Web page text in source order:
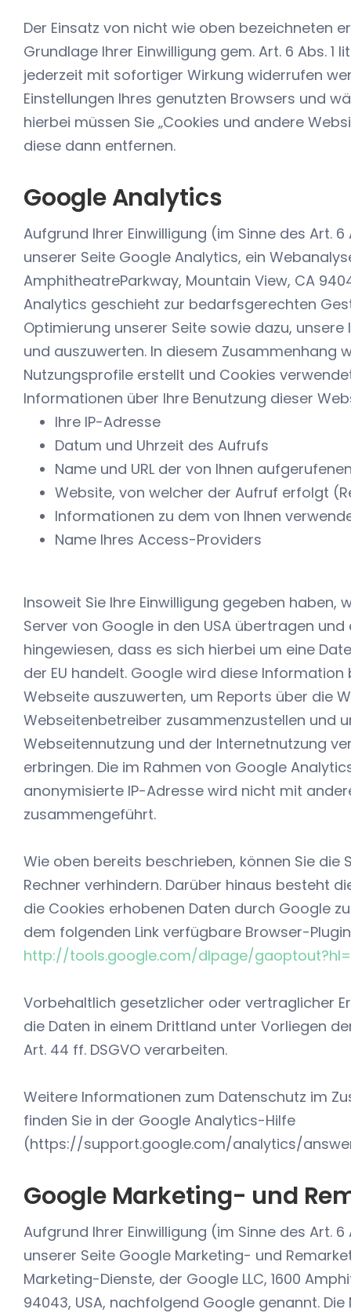
Der Einsatz von nicht wie oben bezeichneten
Grundlage Ihrer Einwilligung gem. Art. 6 Abs. 1
jederzeit mit sofortiger Wirkung widerrufen
Einstellungen Ihres genutzten Browsers und
hierbei müssen Sie „Cookies und andere
diese dann entfernen.
Google Analytics
Aufgrund Ihrer Einwilligung (im Sinne des Art. 6
unserer Seite Google Analytics, ein
AmphitheatreParkway, Mountain View, CA
Analytics geschieht zur bedarfsgerechten
Optimierung unserer Seite sowie dazu,
und auszuwerten. In diesem Zusammenhang
Nutzungsprofile erstellt und Cookies
Informationen über Ihre Benutzung dieser
Ihre IP-Adresse
Datum und Uhrzeit des Aufrufs
Name und URL der von Ihnen
Website, von welcher der Aufruf erfolgt
Informationen zu dem von Ihnen
Name Ihres Access-Providers
Insoweit Sie Ihre Einwilligung gegeben
Server von Google in den USA übertragen
hingewiesen, dass es sich hierbei um eine
der EU handelt. Google wird diese
Webseite auszuwerten, um Reports über die
Webseitenbetreiber zusammenzustellen und
Webseitennutzung und der Internetnutzung
erbringen. Die im Rahmen von Google
anonymisierte IP-Adresse wird nicht mit
zusammengeführt.
Wie oben bereits beschrieben, können Sie die
Rechner verhindern. Darüber hinaus besteht
die Cookies erhobenen Daten durch Google
dem folgenden Link verfügbare Browser-
http://tools.google.com/dlpage/
Vorbehaltlich gesetzlicher oder vertraglicher
die Daten in einem Drittland unter Vorliegen
Art. 44 ff. DSGVO verarbeiten.
Weitere Informationen zum Datenschutz im
finden Sie in der Google Analytics-Hilfe
(https://support.google.com/analytics/
Google Marketing- und
Aufgrund Ihrer Einwilligung (im Sinne des Art. 6
unserer Seite Google Marketing- und
Marketing-Dienste, der Google LLC, 1600
94043, USA, nachfolgend Google genannt.